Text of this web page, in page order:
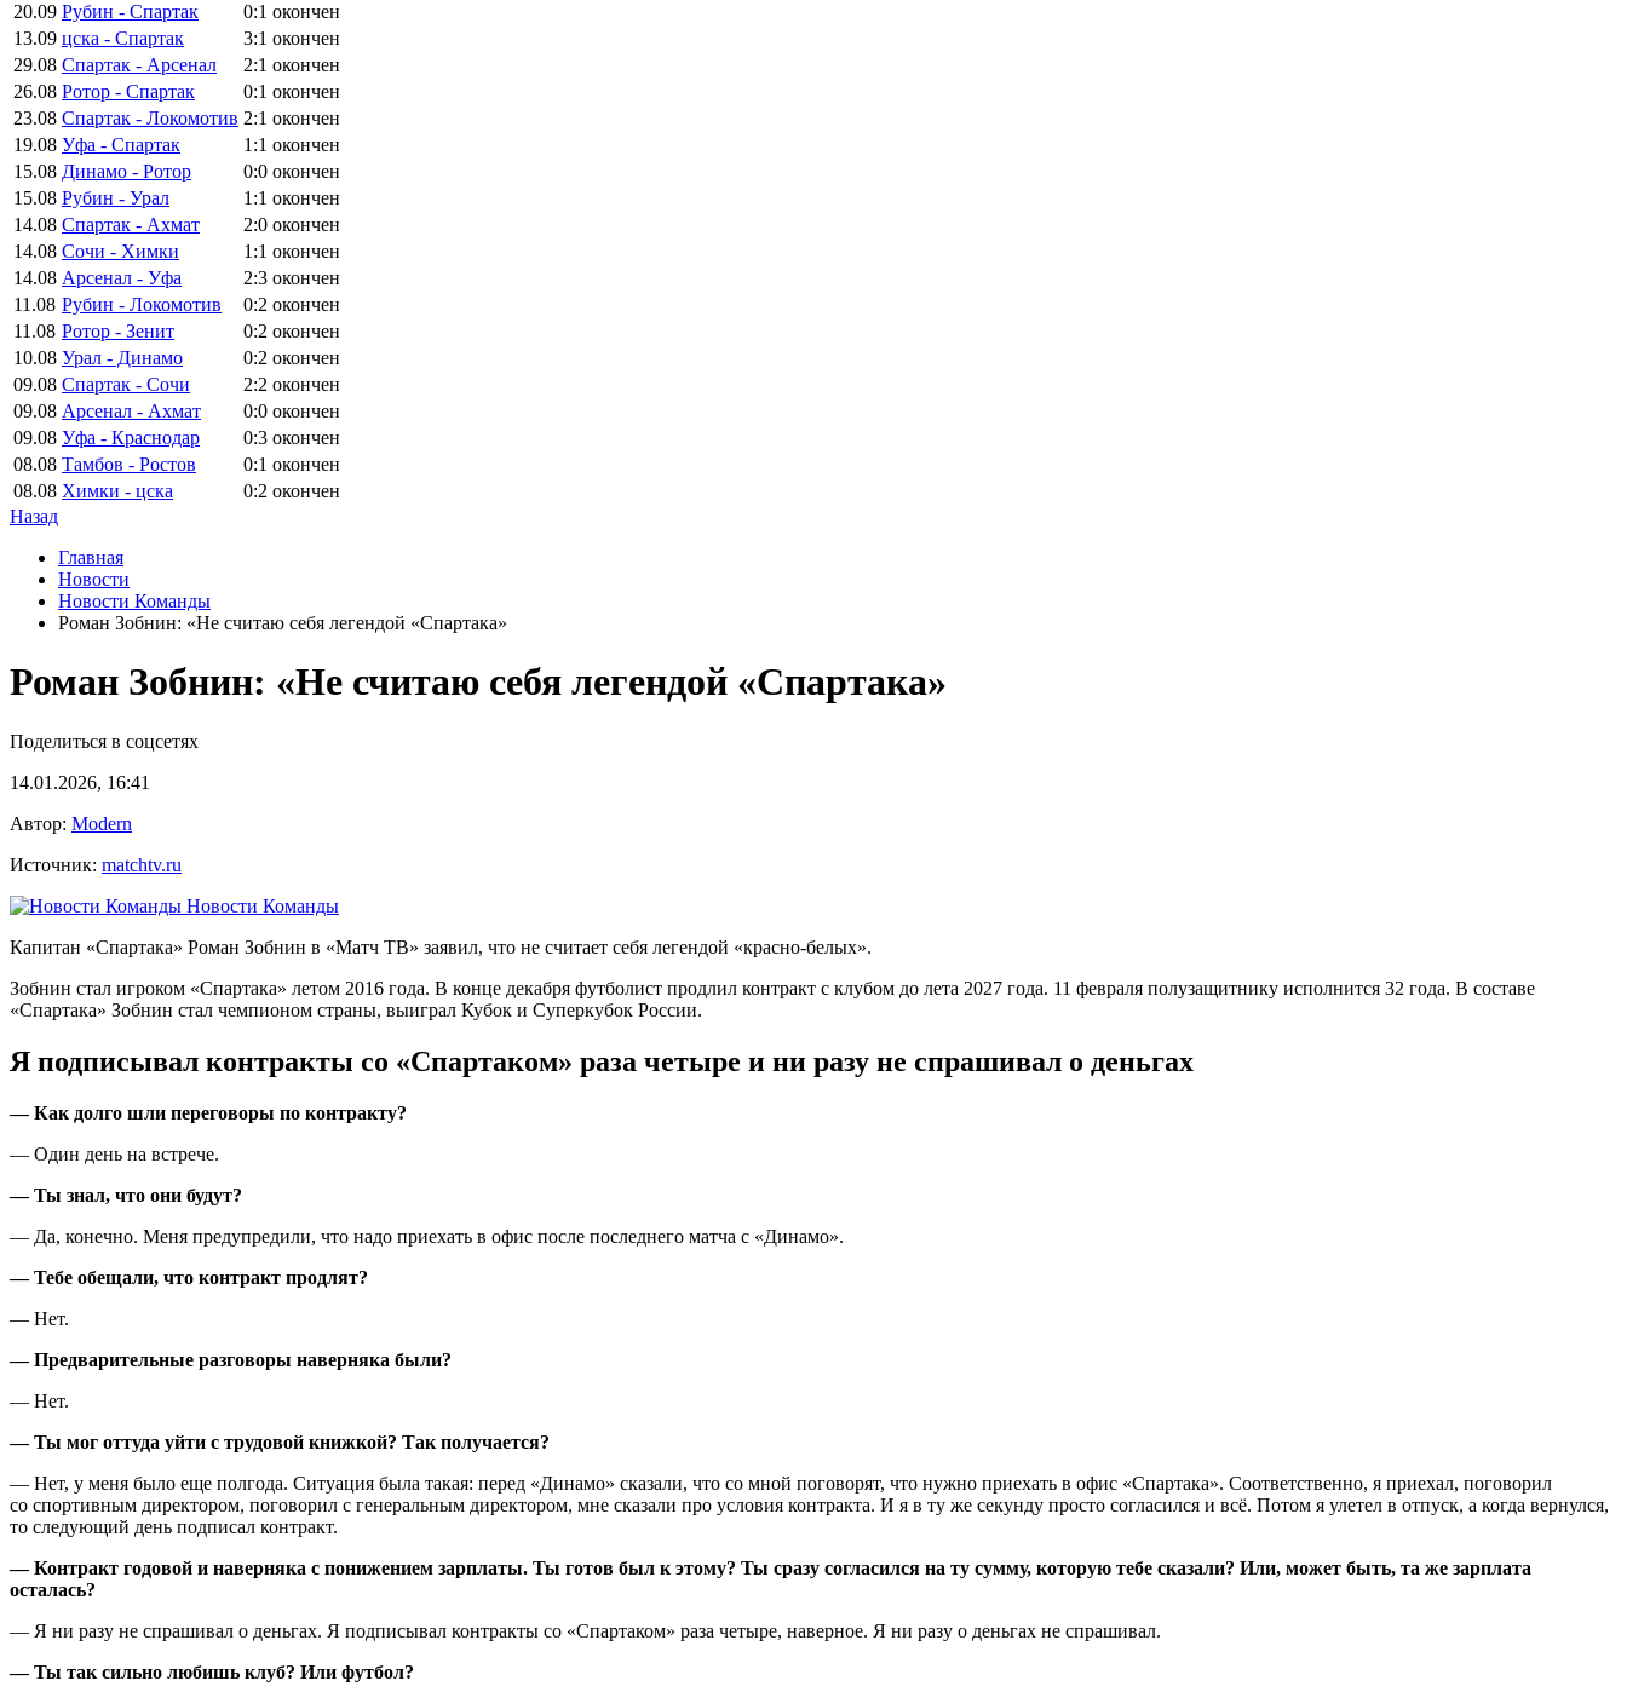
20.09 Рубин - Спартак 0:1 окончен
13.09 цска - Спартак 3:1 окончен
29.08 Спартак - Арсенал 2:1 окончен
26.08 Ротор - Спартак 0:1 окончен
23.08 Спартак - Локомотив 2:1 окончен
19.08 Уфа - Спартак 1:1 окончен
15.08 Динамо - Ротор 0:0 окончен
15.08 Рубин - Урал 1:1 окончен
14.08 Спартак - Ахмат 2:0 окончен
14.08 Сочи - Химки 1:1 окончен
14.08 Арсенал - Уфа 2:3 окончен
11.08 Рубин - Локомотив 0:2 окончен
11.08 Ротор - Зенит 0:2 окончен
10.08 Урал - Динамо 0:2 окончен
09.08 Спартак - Сочи 2:2 окончен
09.08 Арсенал - Ахмат 0:0 окончен
09.08 Уфа - Краснодар 0:3 окончен
08.08 Тамбов - Ростов 0:1 окончен
08.08 Химки - цска 0:2 окончен
Назад
Главная
Новости
Новости Команды
Роман Зобнин: «Не считаю себя легендой «Спартака»
Роман Зобнин: «Не считаю себя легендой «Спартака»
Поделиться в соцсетях
14.01.2026, 16:41
Автор: Modern
Источник: matchtv.ru
Новости Команды
Капитан «Спартака» Роман Зобнин в «Матч ТВ» заявил, что не считает себя легендой «красно-белых».
Зобнин стал игроком «Спартака» летом 2016 года. В конце декабря футболист продлил контракт с клубом до лета 2027 года. 11 февраля полузащитнику исполнится 32 года. В составе
«Спартака» Зобнин стал чемпионом страны, выиграл Кубок и Суперкубок России.
Я подписывал контракты со «Спартаком» раза четыре и ни разу не спрашивал о деньгах
— Как долго шли переговоры по контракту?
— Один день на встрече.
— Ты знал, что они будут?
— Да, конечно. Меня предупредили, что надо приехать в офис после последнего матча с «Динамо».
— Тебе обещали, что контракт продлят?
— Нет.
— Предварительные разговоры наверняка были?
— Нет.
— Ты мог оттуда уйти с трудовой книжкой? Так получается?
— Нет, у меня было еще полгода. Ситуация была такая: перед «Динамо» сказали, что со мной поговорят, что нужно приехать в офис «Спартака». Соответственно, я приехал, поговорил
со спортивным директором, поговорил с генеральным директором, мне сказали про условия контракта. И я в ту же секунду просто согласился и всё. Потом я улетел в отпуск, а когда вернулся,
то следующий день подписал контракт.
— Контракт годовой и наверняка с понижением зарплаты. Ты готов был к этому? Ты сразу согласился на ту сумму, которую тебе сказали? Или, может быть, та же зарплата
осталась?
— Я ни разу не спрашивал о деньгах. Я подписывал контракты со «Спартаком» раза четыре, наверное. Я ни разу о деньгах не спрашивал.
— Ты так сильно любишь клуб? Или футбол?